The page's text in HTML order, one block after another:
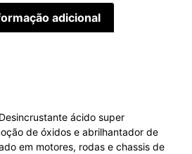
adicional
ácido super
de óxidos e abrilhantador de
em motores, rodas e chassis de